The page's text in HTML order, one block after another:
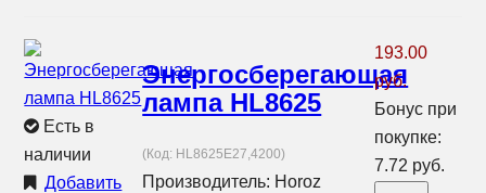
Есть в
наличии
Добавить
Энергосберегающая
лампа HL8625
(Код: HL8625E27,4200)
Производитель: Horoz
193.00
руб.
Бонус при
покупке:
7.72 руб.